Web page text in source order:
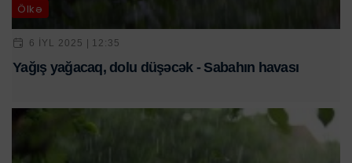
Ölkə
6 IYL 2025 | 12:35
Yağış yağacaq, dolu düşəcək - Sabahın havası